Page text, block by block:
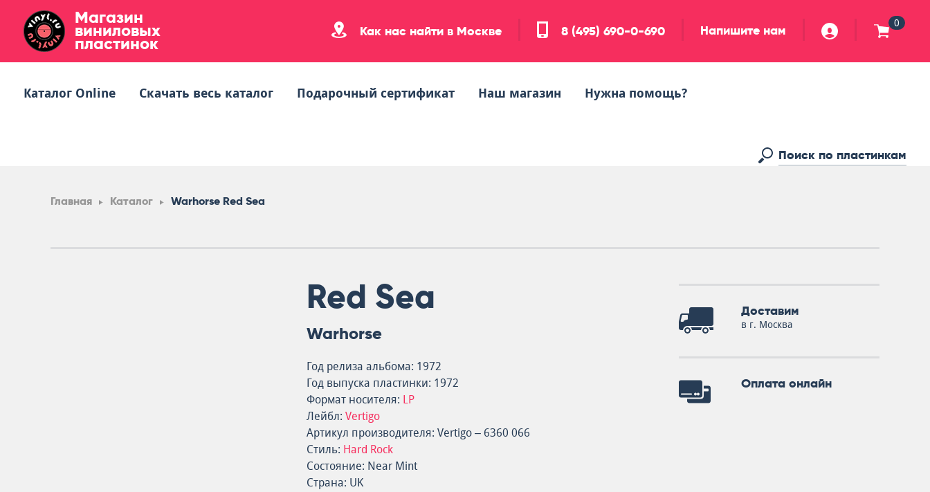
Магазин
виниловых
пластинок
Как нас найти в Москве 8 (495) 690-0-690 Напишите нам 0
Каталог Online Скачать весь каталог Подарочный сертификат Наш магазин Нужна помощь?
Главная Каталог Warhorse Red Sea
Red Sea
Warhorse
Год релиза альбома: 1972
Год выпуска пластинки: 1972
Формат носителя: LP
Лейбл: Vertigo
Артикул производителя: Vertigo – 6360 066
Стиль: Hard Rock
Состояние: Near Mint
Страна: UK
Доставим
в г. Москва
Оплата онлайн